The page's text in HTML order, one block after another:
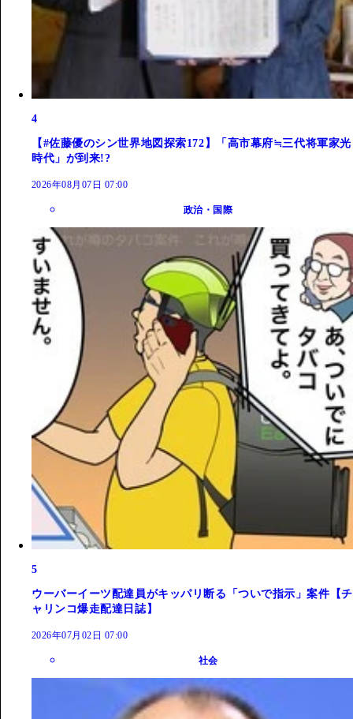
4
【#佐藤優のシン世界地図探索172】「高市幕府≒三代将軍家光
時代」が到来!?
2026年08月07日 07:00
政治・国際
5
ウーバーイーツ配達員がキッパリ断る「ついで指示」案件【チ
ャリンコ爆走配達日誌】
2026年07月02日 07:00
社会